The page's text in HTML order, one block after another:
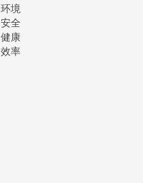
环境
安全
健康
效率